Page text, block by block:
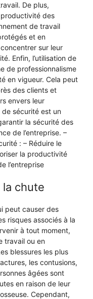
De plus,
productivité des
de travail
et en
sur leur
Enfin, l’utilisation de
de professionnalisme
en vigueur. Cela peut
des clients et
envers leur
de sécurité est un
la sécurité des
de l’entreprise. –
: – Réduire le
la productivité
l’entreprise
la chute
peut causer des
risques associés à la
à tout moment,
travail ou en
blessures les plus
les contusions,
âgées sont
en raison de leur
Cependant,